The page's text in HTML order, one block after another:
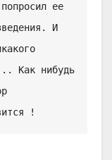
ее
И
Как нибудь
!